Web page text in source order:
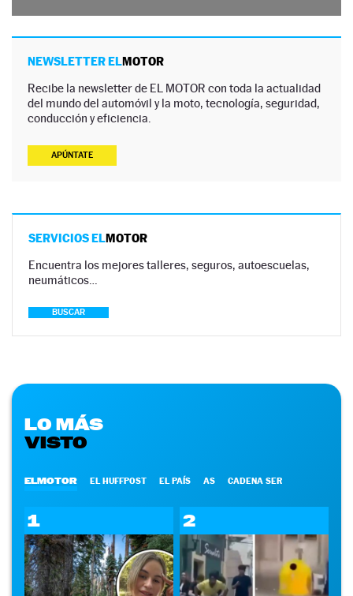
NEWSLETTER ELMOTOR
Recibe la newsletter de EL MOTOR con toda la actualidad
del mundo del automóvil y la moto, tecnología, seguridad,
conducción y eficiencia.
APÚNTATE
SERVICIOS ELMOTOR
Encuentra los mejores talleres, seguros, autoescuelas,
neumáticos…
BUSCAR
LO MÁS
VISTO
ELMOTOR EL HUFFPOST EL PAÍS AS CADENA SER
1 2